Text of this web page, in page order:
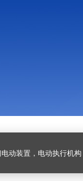
执行机构，阀门驱动装置，电动头，角行